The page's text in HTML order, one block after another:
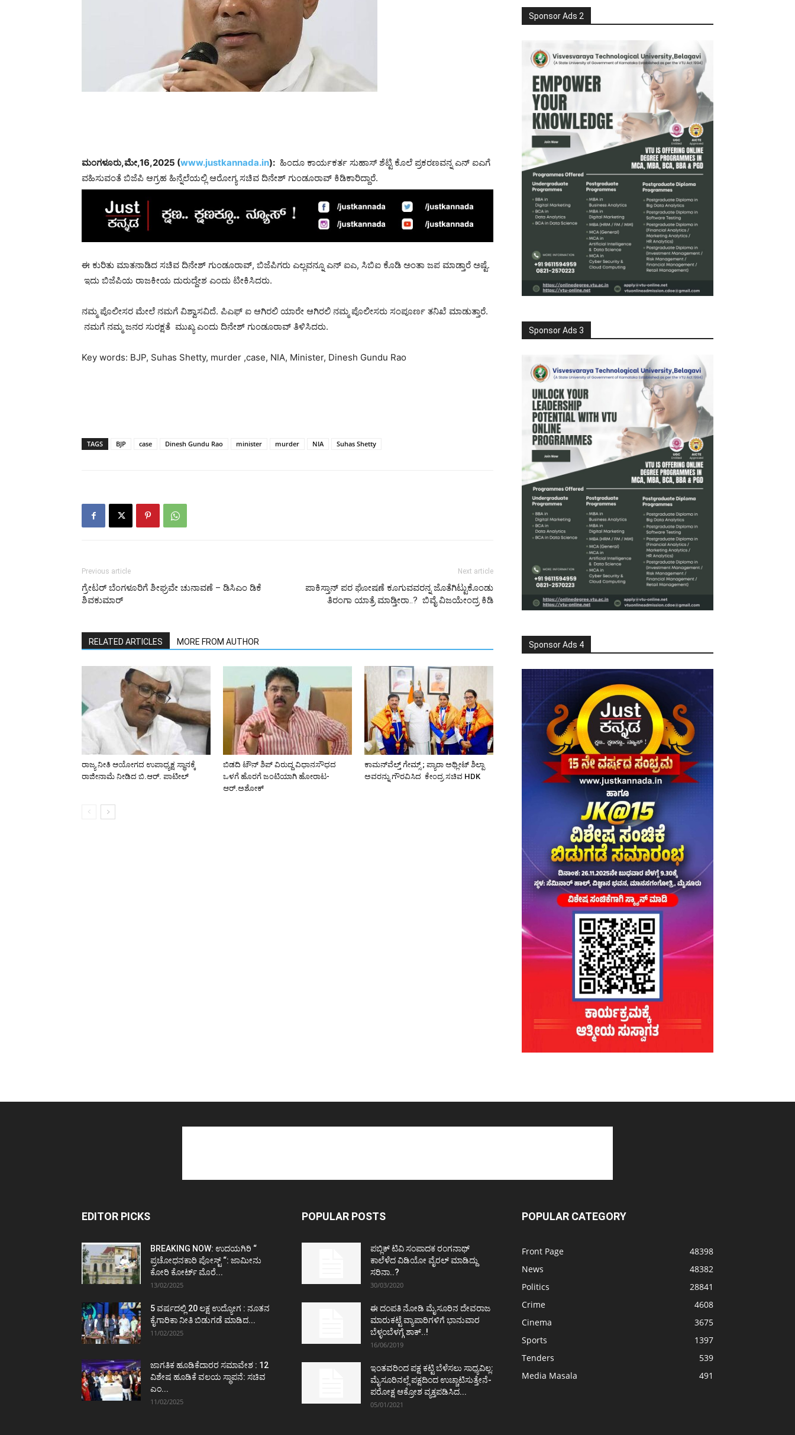
ಮಂಗಳೂರು,ಮೇ,16,2025 (www.justkannada.in): ಹಿಂದೂ ಕಾರ್ಯಕರ್ತ ಸುಹಾಸ್ ಶೆಟ್ಟಿ ಕೊಲೆ ಪ್ರಕರಣವನ್ನ ಎನ್ ಐಎಗೆ
ವಹಿಸುವಂತೆ ಬಿಜೆಪಿ ಆಗ್ರಹ ಹಿನ್ನೆಲೆಯಲ್ಲಿ ಆರೋಗ್ಯ ಸಚಿವ ದಿನೇಶ್ ಗುಂಡೂರಾವ್ ಕಿಡಿಕಾರಿದ್ದಾರೆ.
ಈ ಕುರಿತು ಮಾತನಾಡಿದ ಸಚಿವ ದಿನೇಶ್ ಗುಂಡೂರಾವ್, ಬಿಜೆಪಿಗರು ಎಲ್ಲವನ್ನೂ ಎನ್ ಐಎ, ಸಿಬಿಐ ಕೊಡಿ ಅಂತಾ ಜಪ ಮಾಡ್ತಾರೆ ಅಷ್ಟೆ.
ಇದು ಬಿಜೆಪಿಯ ರಾಜಕೀಯ ದುರುದ್ದೇಶ ಎಂದು ಟೀಕಿಸಿದರು.
ನಮ್ಮ ಪೊಲೀಸರ ಮೇಲೆ ನಮಗೆ ವಿಶ್ವಾಸವಿದೆ. ಪಿಎಫ್ ಐ ಆಗಿರಲಿ ಯಾರೇ ಆಗಿರಲಿ ನಮ್ಮ ಪೊಲೀಸರು ಸಂಪೂರ್ಣ ತನಿಖೆ ಮಾಡುತ್ತಾರೆ.
ನಮಗೆ ನಮ್ಮ ಜನರ ಸುರಕ್ಷತೆ ಮುಖ್ಯ ಎಂದು ದಿನೇಶ್ ಗುಂಡೂರಾವ್ ತಿಳಿಸಿದರು.
Key words: BJP, Suhas Shetty, murder ,case, NIA, Minister, Dinesh Gundu Rao
TAGS BJP case Dinesh Gundu Rao minister murder NIA Suhas Shetty
Previous article
ಗ್ರೇಟರ್ ಬೆಂಗಳೂರಿಗೆ ಶೀಘ್ರವೇ ಚುನಾವಣೆ – ಡಿಸಿಎಂ ಡಿಕೆ
ಶಿವಕುಮಾರ್
Next article
ಪಾಕಿಸ್ತಾನ್ ಪರ ಘೋಷಣೆ ಕೂಗುವವರನ್ನ ಜೊತೆಗಿಟ್ಟುಕೊಂಡು
ತಿರಂಗಾ ಯಾತ್ರೆ ಮಾಡ್ತೀರಾ..? ಬಿವೈ ವಿಜಯೇಂದ್ರ ಕಿಡಿ
RELATED ARTICLES MORE FROM AUTHOR
ರಾಜ್ಯ ನೀತಿ ಆಯೋಗದ ಉಪಾಧ್ಯಕ್ಷ ಸ್ಥಾನಕ್ಕೆ
ರಾಜೀನಾಮೆ ನೀಡಿದ ಬಿ.ಆರ್. ಪಾಟೀಲ್
ಬಿಡದಿ ಟೌನ್ ಶಿಪ್ ವಿರುದ್ದ ವಿಧಾನಸೌಧದ
ಒಳಗೆ ಹೊರಗೆ ಜಂಟಿಯಾಗಿ ಹೋರಾಟ-
ಆರ್.ಅಶೋಕ್
ಕಾಮನ್‌ವೆಲ್ತ್ ಗೇಮ್ಸ್‌ ; ಪ್ಯಾರಾ ಅಥ್ಲೀಟ್ ಶಿಲ್ಪಾ
ಅವರನ್ನು ಗೌರವಿಸಿದ ಕೇಂದ್ರ ಸಚಿವ HDK
Sponsor Ads 2
Sponsor Ads 3
Sponsor Ads 4
EDITOR PICKS
BREAKING NOW: ಉದಯಗಿರಿ “
ಪ್ರಚೋಧನಕಾರಿ ಪೋಸ್ಟ್‌ “: ಜಾಮೀನು
ಕೋರಿ ಕೋರ್ಟ್‌ ಮೊರೆ...
13/02/2025
5 ವರ್ಷದಲ್ಲಿ 20 ಲಕ್ಷ ಉದ್ಯೋಗ : ನೂತನ
ಕೈಗಾರಿಕಾ ನೀತಿ ಬಿಡುಗಡೆ ಮಾಡಿದ...
11/02/2025
ಜಾಗತಿಕ ಹೂಡಿಕೆದಾರರ ಸಮಾವೇಶ : 12
ವಿಶೇಷ ಹೂಡಿಕೆ ವಲಯ ಸ್ಥಾಪನೆ: ಸಚಿವ
ಎಂ...
11/02/2025
POPULAR POSTS
ಪಬ್ಲಿಕ್ ಟಿವಿ ಸಂಪಾದಕ ರಂಗನಾಥ್
ಕಾಲೆಳೆದ ವಿಡಿಯೋ ವೈರಲ್ ಮಾಡಿದ್ದು
ಸರಿನಾ..?
30/03/2020
ಈ ದಂಪತಿ ನೋಡಿ ಮೈಸೂರಿನ ದೇವರಾಜ
ಮಾರುಕಟ್ಟೆ ವ್ಯಾಪಾರಿಗಳಿಗೆ ಭಾನುವಾರ
ಬೆಳ್ಳಂಬೆಳಗ್ಗೆ ಶಾಕ್..!
16/06/2019
ಇಂತವರಿಂದ ಪಕ್ಷ ಕಟ್ಟಿ ಬೆಳೆಸಲು ಸಾಧ್ಯವಿಲ್ಲ:
ಮೈಸೂರಿನಲ್ಲೆ ಪಕ್ಷದಿಂದ ಉಚ್ಚಾಟಿಸುತ್ತೇನೆ-
ಪರೋಕ್ಷ ಆಕ್ರೋಶ ವ್ಯಕ್ತಪಡಿಸಿದ...
05/01/2021
POPULAR CATEGORY
Front Page
48398
News
48382
Politics
28841
Crime
4608
Cinema
3675
Sports
1397
Tenders
539
Media Masala
491